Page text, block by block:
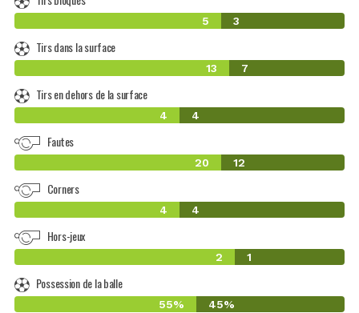
5 3
Tirs dans la surface
13 7
Tirs en dehors de la surface
4 4
Fautes
20 12
Corners
4 4
Hors-jeux
2 1
Possession de la balle
55% 45%